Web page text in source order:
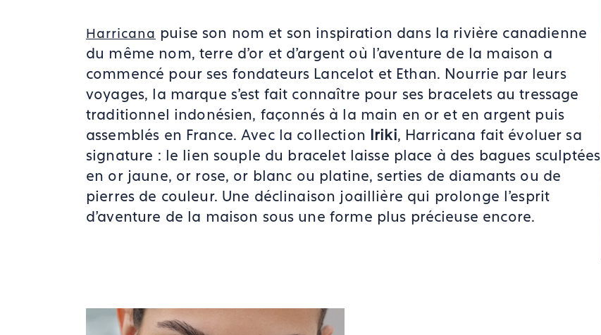
Harricana puise son nom et son inspiration dans la rivière canadienne
du même nom, terre d'or et d'argent où l'aventure de la maison a
commencé pour ses fondateurs Lancelot et Ethan. Nourrie par leurs
voyages, la marque s'est fait connaître pour ses bracelets au tressage
traditionnel indonésien, façonnés à la main en or et en argent puis
assemblés en France. Avec la collection Iriki, Harricana fait évoluer sa
signature : le lien souple du bracelet laisse place à des bagues sculptées
en or jaune, or rose, or blanc ou platine, serties de diamants ou de
pierres de couleur. Une déclinaison joaillière qui prolonge l'esprit
d'aventure de la maison sous une forme plus précieuse encore.